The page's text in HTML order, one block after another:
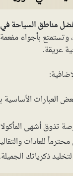
مناطق السياحة
بأجواء
عريقة.
العبارات
تذوق أشهى
للعادات
ذكرياتك الجميلة.